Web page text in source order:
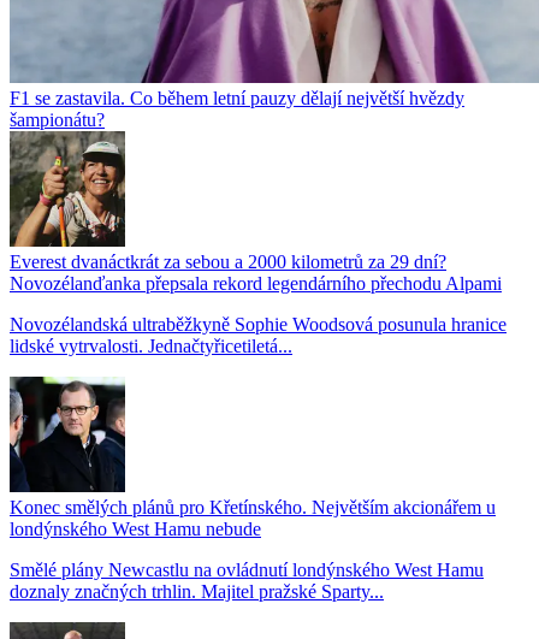
F1 se zastavila. Co během letní pauzy dělají největší hvězdy
šampionátu?
Everest dvanáctkrát za sebou a 2000 kilometrů za 29 dní?
Novozélanďanka přepsala rekord legendárního přechodu Alpami
Novozélandská ultraběžkyně Sophie Woodsová posunula hranice
lidské vytrvalosti. Jednačtyřicetiletá...
Konec smělých plánů pro Křetínského. Největším akcionářem u
londýnského West Hamu nebude
Smělé plány Newcastlu na ovládnutí londýnského West Hamu
doznaly značných trhlin. Majitel pražské Sparty...